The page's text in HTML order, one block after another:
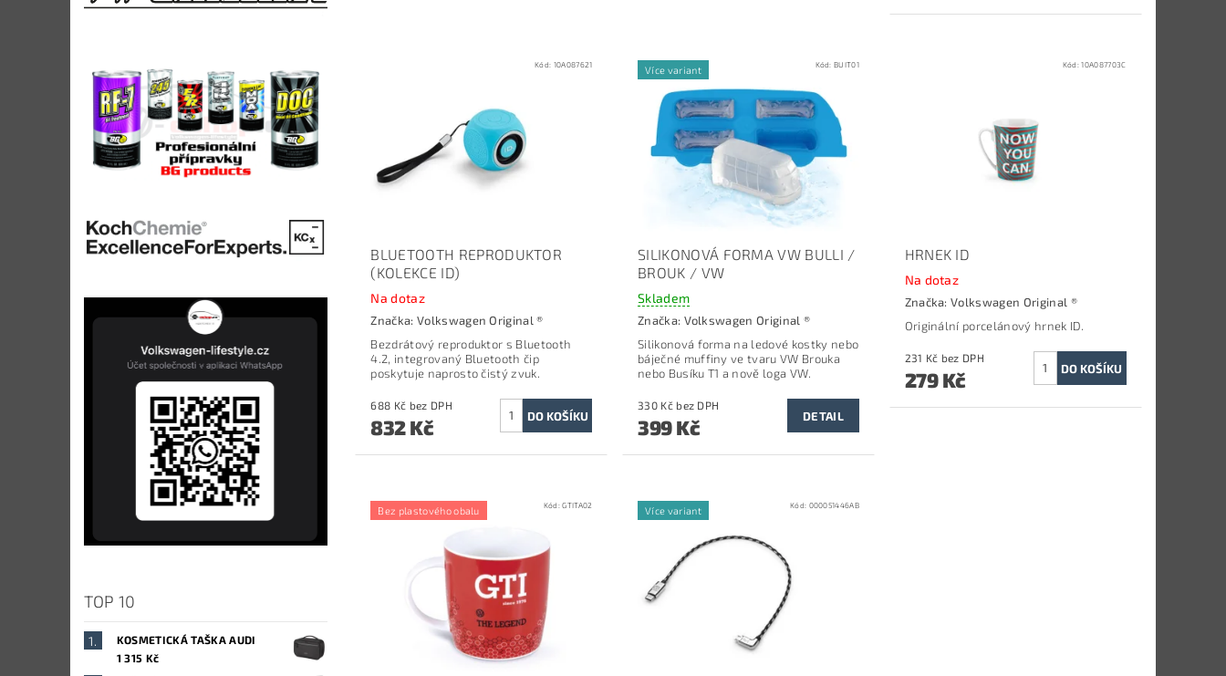
TOP 10
KOSMETICKÁ TAŠKA AUDI
1 315 Kč
Kód: 10A087621
BLUETOOTH REPRODUKTOR
(KOLEKCE ID)
Na dotaz
Značka: Volkswagen Original ®
Bezdrátový reproduktor s Bluetooth
4.2, integrovaný Bluetooth čip
poskytuje naprosto čistý zvuk.
688 Kč bez DPH
832 Kč
Více variant Kód:BUIT01
SILIKONOVÁ FORMA VW BULLI /
BROUK / VW
Skladem
Značka: Volkswagen Original ®
Silikonová forma na ledové kostky nebo
báječné muffiny ve tvaru VW Brouka
nebo Busíku T1 a nově loga VW.
330 Kč bez DPH
399 Kč DETAIL
Kód:10A087703C
HRNEK ID
Na dotaz
Značka:Volkswagen Original ®
Originální porcelánový hrnek ID.
231 Kč bez DPH
279 Kč
Bez plastového obalu Kód:GTITA02 Více variant Kód: 000051446AB